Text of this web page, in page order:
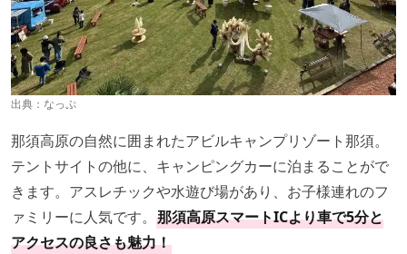
出典： なっぷ
那須高原の自然に囲まれたアビルキャンプリゾート那須。
テントサイトの他に、キャンピングカーに泊まることがで
きます。アスレチックや水遊び場があり、お子様連れのフ
ァミリーに人気です。 那須高原スマートICより車で5分と
アクセスの良さも魅力！